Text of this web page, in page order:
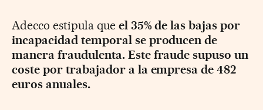
Adecco estipula que el 35% de las bajas por
incapacidad temporal se producen de
manera fraudulenta. Este fraude supuso un
coste por trabajador a la empresa de 482
euros anuales.